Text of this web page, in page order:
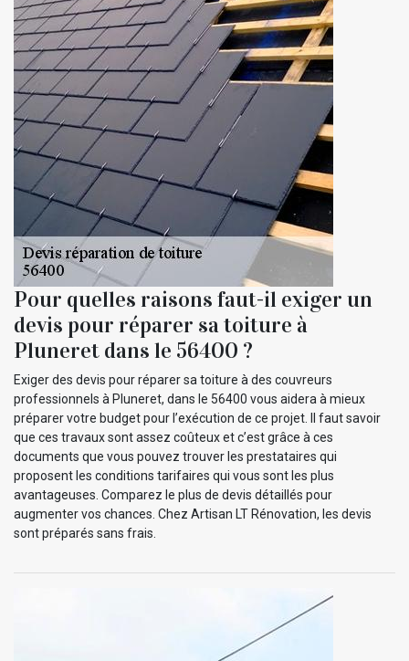
Pour quelles raisons faut-il exiger un
devis pour réparer sa toiture à
Pluneret dans le 56400 ?
Exiger des devis pour réparer sa toiture à des couvreurs
professionnels à Pluneret, dans le 56400 vous aidera à mieux
préparer votre budget pour l’exécution de ce projet. Il faut savoir
que ces travaux sont assez coûteux et c’est grâce à ces
documents que vous pouvez trouver les prestataires qui
proposent les conditions tarifaires qui vous sont les plus
avantageuses. Comparez le plus de devis détaillés pour
augmenter vos chances. Chez Artisan LT Rénovation, les devis
sont préparés sans frais.